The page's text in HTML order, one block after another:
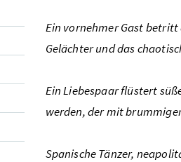
Ein vornehmer Gast
Gelächter und das
Ein Liebespaar flüstert
werden, der mit
Spanische Tänzer,